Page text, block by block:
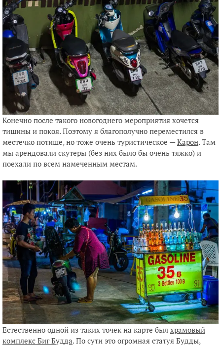
Конечно после такого новогоднего мероприятия хочется
тишины и покоя. Поэтому я благополучно переместился в
местечко потише, но тоже очень туристическое —Карон. Там
мы арендовали скутеры (без них было бы очень тяжко) и
поехали по всем намеченным местам.
Естественно одной из таких точек на карте был храмовый
комплекс Биг Будда. По сути это огромная статуя Будды,